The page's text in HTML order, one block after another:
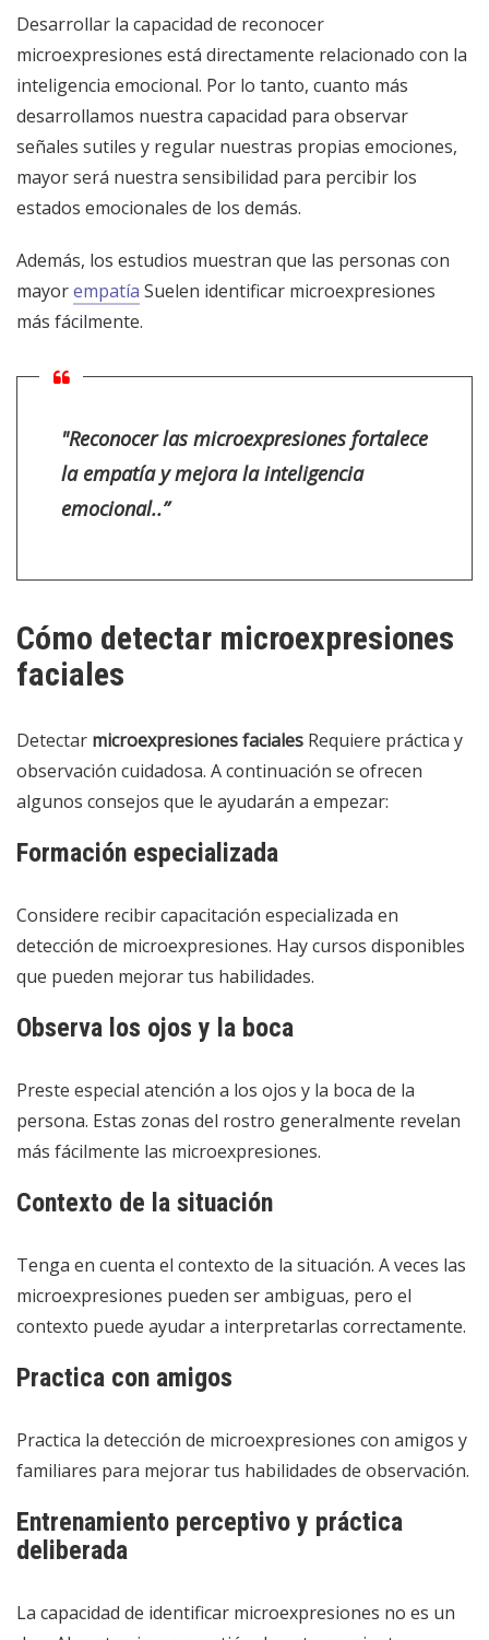
Desarrollar la capacidad de reconocer
microexpresiones está directamente relacionado con la
inteligencia emocional. Por lo tanto, cuanto más
desarrollamos nuestra capacidad para observar
señales sutiles y regular nuestras propias emociones,
mayor será nuestra sensibilidad para percibir los
estados emocionales de los demás.
Además, los estudios muestran que las personas con
mayorempatía Suelen identificar microexpresiones
más fácilmente.
"Reconocer las microexpresiones fortalece
la empatía y mejora la inteligencia
emocional..”
Cómo detectar microexpresiones
faciales
Detectar microexpresiones faciales Requiere práctica y
observación cuidadosa. A continuación se ofrecen
algunos consejos que le ayudarán a empezar:
Formación especializada
Considere recibir capacitación especializada en
detección de microexpresiones. Hay cursos disponibles
que pueden mejorar tus habilidades.
Observa los ojos y la boca
Preste especial atención a los ojos y la boca de la
persona. Estas zonas del rostro generalmente revelan
más fácilmente las microexpresiones.
Contexto de la situación
Tenga en cuenta el contexto de la situación. A veces las
microexpresiones pueden ser ambiguas, pero el
contexto puede ayudar a interpretarlas correctamente.
Practica con amigos
Practica la detección de microexpresiones con amigos y
familiares para mejorar tus habilidades de observación.
Entrenamiento perceptivo y práctica
deliberada
La capacidad de identificar microexpresiones no es un